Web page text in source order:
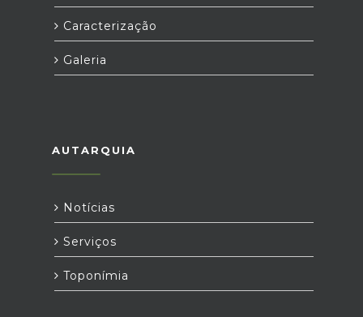
Caracterização
Galeria
AUTARQUIA
Notícias
Serviços
Toponímia